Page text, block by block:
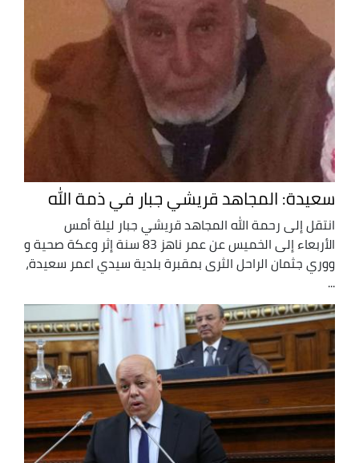
سعيدة: المجاهد قريشي جبار في ذمة الله
انتقل إلى رحمة الله المجاهد قريشي جبار ليلة أمس
الأربعاء إلى الخميس عن عمر ناهز 83 سنة إثر وعكة صحية و
ووري جثمان الراحل الثرى بمقبرة بلدية سيدي اعمر سعيدة،